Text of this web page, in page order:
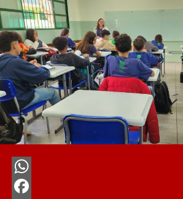
WhatsApp